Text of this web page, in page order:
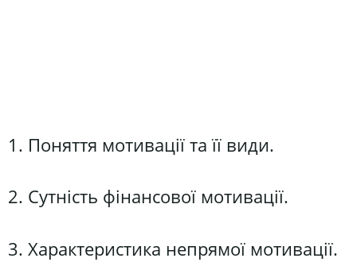
1. Поняття мотивації та її види.
2. Сутність фінансової мотивації.
3. Характеристика непрямої мотивації.